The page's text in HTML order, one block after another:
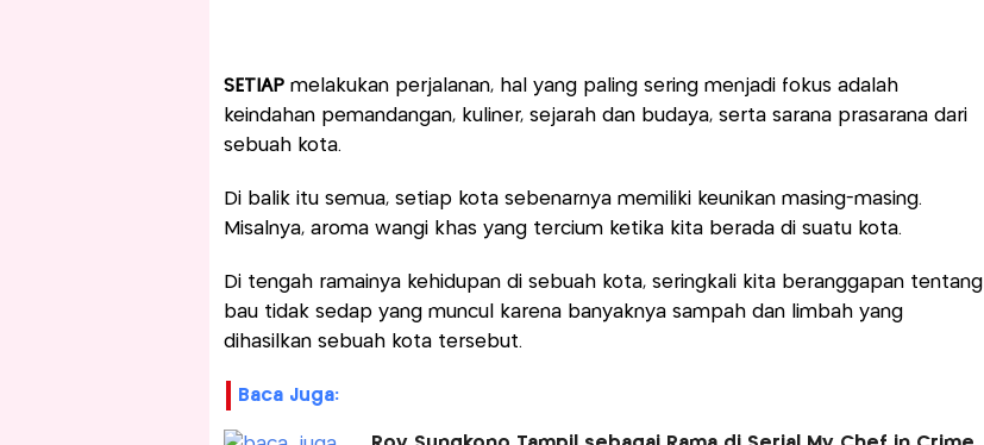
SETIAPmelakukan perjalanan, hal yang paling sering menjadi fokus adalah
keindahan pemandangan, kuliner, sejarah dan budaya, serta sarana prasarana dari
sebuah kota.
Di balik itu semua, setiap kota sebenarnya memiliki keunikan masing-masing.
Misalnya, aroma wangi khas yang tercium ketika kita berada di suatu kota.
Di tengah ramainya kehidupan di sebuah kota, seringkali kita beranggapan tentang
bau tidak sedap yang muncul karena banyaknya sampah dan limbah yang
dihasilkan sebuah kota tersebut.
Baca Juga: